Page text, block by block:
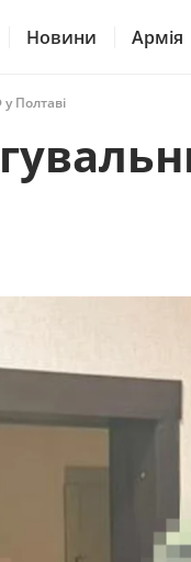
Новини Армія
Полтаві